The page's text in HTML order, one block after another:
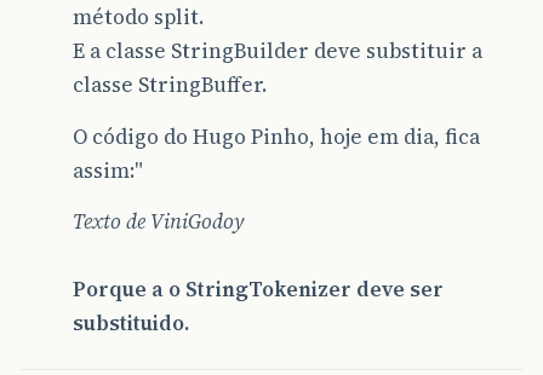
método split.
E a classe StringBuilder deve substituir a
classe StringBuffer.
O código do Hugo Pinho, hoje em dia, fica
assim:"
Texto de ViniGodoy
Porque a o StringTokenizer deve ser
substituido.